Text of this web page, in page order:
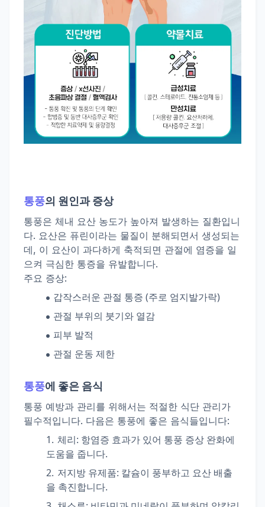
통풍의 원인과 증상
통풍은 체내 요산 농도가 높아져 발생하는 질환입니
다. 요산은 퓨린이라는 물질이 분해되면서 생성되는
데, 이 요산이 과다하게 축적되면 관절에 염증을 일
으켜 극심한 통증을 유발합니다.
주요 증상:
갑작스러운 관절 통증 (주로 엄지발가락)
관절 부위의 붓기와 열감
피부 발적
관절 운동 제한
통풍에 좋은 음식
통풍 예방과 관리를 위해서는 적절한 식단 관리가
필수적입니다. 다음은 통풍에 좋은 음식들입니다:
체리: 항염증 효과가 있어 통풍 증상 완화에
도움을 줍니다.
저지방 유제품: 칼슘이 풍부하고 요산 배출
을 촉진합니다.